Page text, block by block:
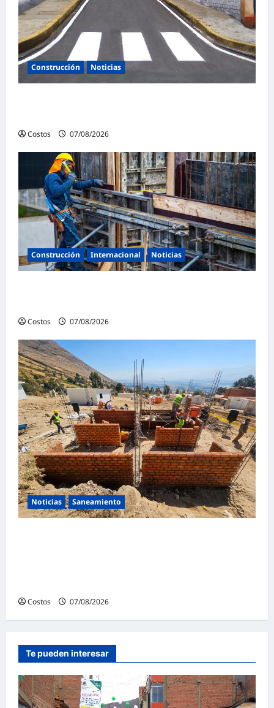
Construcción Noticias
Costos 07/08/2026
Construcción Internacional Noticias
Costos 07/08/2026
Noticias Saneamiento
Costos 07/08/2026
Te pueden interesar